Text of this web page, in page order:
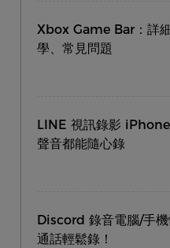
Xbox Game Bar：詳
學、常見問題
LINE 視訊錄影
聲音都能隨心錄
Discord 錄音電腦/手
通話輕鬆錄！